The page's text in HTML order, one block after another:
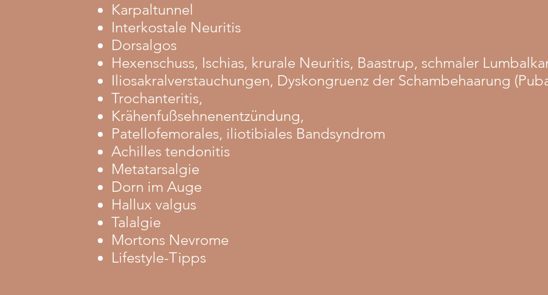
Karpaltunnel
Interkostale Neuritis
Dorsalgos
Hexenschuss, Ischias, krurale Neuritis, Baastrup, schmaler
Iliosakralverstauchungen, Dyskongruenz der Schambehaarung
Trochanteritis,
Krähenfußsehnenentzündung,
Patellofemorales, iliotibiales Bandsyndrom
Achilles tendonitis
Metatarsalgie
Dorn im Auge
Hallux valgus
Talalgie
Mortons Nevrome
Lifestyle-Tipps